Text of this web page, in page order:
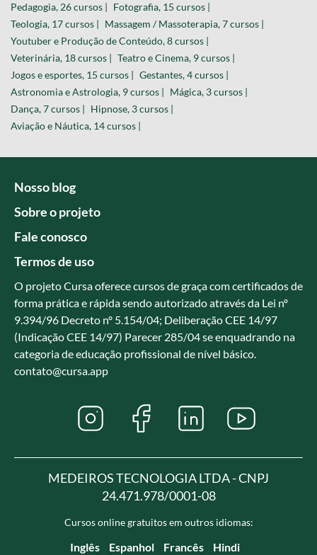
Pedagogia, 26 cursos | Fotografia, 15 cursos |
Teologia, 17 cursos | Massagem / Massoterapia, 7 cursos |
Youtuber e Produção de Conteúdo, 8 cursos |
Veterinária, 18 cursos | Teatro e Cinema, 9 cursos |
Jogos e esportes, 15 cursos | Gestantes, 4 cursos |
Astronomia e Astrologia, 9 cursos | Mágica, 3 cursos |
Dança, 7 cursos | Hipnose, 3 cursos |
Aviação e Náutica, 14 cursos |
Nosso blog
Sobre o projeto
Fale conosco
Termos de uso
O projeto Cursa oferece cursos de graça com certificados de
forma prática e rápida sendo autorizado através da Lei nº
9.394/96 Decreto nº 5.154/04; Deliberação CEE 14/97
(Indicação CEE 14/97) Parecer 285/04 se enquadrando na
categoria de educação profissional de nível básico.
contato@cursa.app
MEDEIROS TECNOLOGIA LTDA - CNPJ
24.471.978/0001-08
Cursos online gratuitos em outros idiomas:
Inglês Espanhol Francês Hindi